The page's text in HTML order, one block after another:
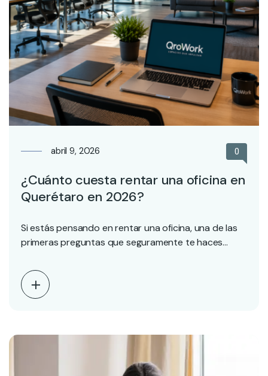
abril 9, 2026 0
¿Cuánto cuesta rentar una oficina en
Querétaro en 2026?
Si estás pensando en rentar una oficina, una de las
primeras preguntas que seguramente te haces…